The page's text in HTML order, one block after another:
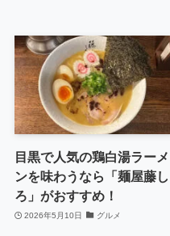
目黒で人気の鶏白湯ラーメ
ンを味わうなら「麺屋藤し
ろ」がおすすめ！
2026年5月10日 グルメ